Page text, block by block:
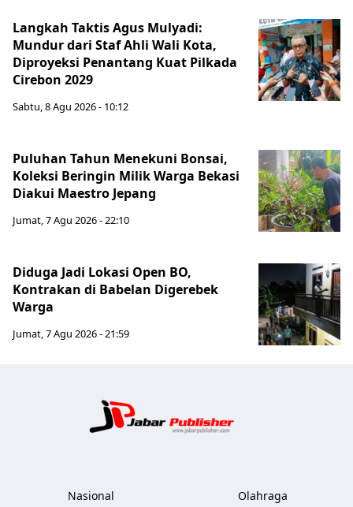
Langkah Taktis Agus Mulyadi:
Mundur dari Staf Ahli Wali Kota,
Diproyeksi Penantang Kuat Pilkada
Cirebon 2029
Sabtu, 8 Agu 2026 - 10:12
Puluhan Tahun Menekuni Bonsai,
Koleksi Beringin Milik Warga Bekasi
Diakui Maestro Jepang
Jumat, 7 Agu 2026 - 22:10
Diduga Jadi Lokasi Open BO,
Kontrakan di Babelan Digerebek
Warga
Jumat, 7 Agu 2026 - 21:59
Nasional Olahraga